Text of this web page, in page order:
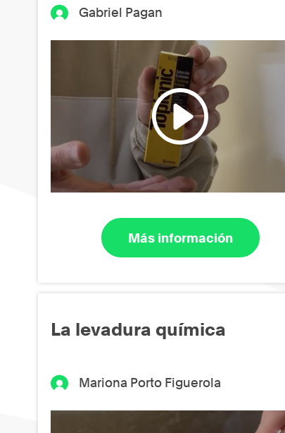
Gabriel Pagan
Más información
La levadura química
Mariona Porto Figuerola